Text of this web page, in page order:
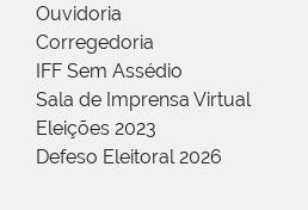
Ouvidoria
Corregedoria
IFF Sem Assédio
Sala de Imprensa Virtual
Eleições 2023
Defeso Eleitoral 2026